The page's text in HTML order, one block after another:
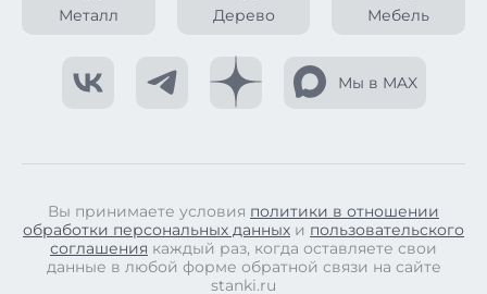
Металл Дерево Мебель
Мы в MAX
Вы принимаете условия политики в отношении
обработки персональных данных и пользовательского
соглашения каждый раз, когда оставляете свои
данные в любой форме обратной связи на сайте
stanki.ru